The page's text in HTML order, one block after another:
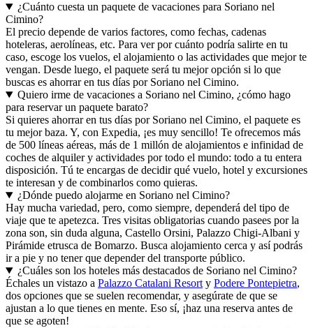
¿Cuánto cuesta un paquete de vacaciones para Soriano nel
Cimino?
El precio depende de varios factores, como fechas, cadenas
hoteleras, aerolíneas, etc. Para ver por cuánto podría salirte en tu
caso, escoge los vuelos, el alojamiento o las actividades que mejor te
vengan. Desde luego, el paquete será tu mejor opción si lo que
buscas es ahorrar en tus días por Soriano nel Cimino.
Quiero irme de vacaciones a Soriano nel Cimino, ¿cómo hago
para reservar un paquete barato?
Si quieres ahorrar en tus días por Soriano nel Cimino, el paquete es
tu mejor baza. Y, con Expedia, ¡es muy sencillo! Te ofrecemos más
de 500 líneas aéreas, más de 1 millón de alojamientos e infinidad de
coches de alquiler y actividades por todo el mundo: todo a tu entera
disposición. Tú te encargas de decidir qué vuelo, hotel y excursiones
te interesan y de combinarlos como quieras.
¿Dónde puedo alojarme en Soriano nel Cimino?
Hay mucha variedad, pero, como siempre, dependerá del tipo de
viaje que te apetezca. Tres visitas obligatorias cuando pasees por la
zona son, sin duda alguna, Castello Orsini, Palazzo Chigi-Albani y
Pirámide etrusca de Bomarzo. Busca alojamiento cerca y así podrás
ir a pie y no tener que depender del transporte público.
¿Cuáles son los hoteles más destacados de Soriano nel Cimino?
Échales un vistazo a Palazzo Catalani Resort y Podere Pontepietra,
dos opciones que se suelen recomendar, y asegúrate de que se
ajustan a lo que tienes en mente. Eso sí, ¡haz una reserva antes de
que se agoten!